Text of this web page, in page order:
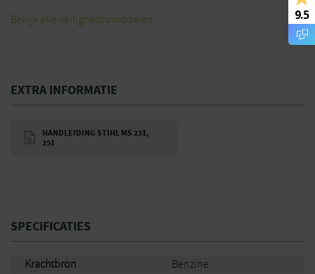
Bekijk alle veiligheidsmiddelen
EXTRA INFORMATIE
HANDLEIDING STIHL MS 231,
251
SPECIFICATIES
Krachtbron
Benzine
9.5